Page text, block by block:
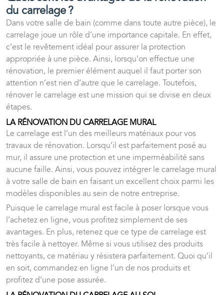
du carrelage ?
Dans votre salle de bain (comme dans toute autre pièce), le
carrelage joue un rôle d’une importance capitale. En effet,
c’est le revêtement idéal pour assurer la protection
appropriée à une pièce. Ainsi, lorsqu’on effectue une
rénovation, le premier élément auquel il faut porter son
attention n’est rien d’autre que le carrelage. Toutefois,
rénover le carrelage est une mission qui se divise en deux
étapes.
LA RÉNOVATION DU CARRELAGE MURAL
Le carrelage est l’un des meilleurs matériaux pour vos
travaux de rénovation. Lorsqu’il est parfaitement posé au
mur, il assure une protection et une imperméabilité sans
aucune faille. Ainsi, vous pouvez intégrer le carrelage mural
à votre salle de bain en faisant un excellent choix parmi les
modèles disponibles au sein de notre entreprise.
Puisque le carrelage mural est facile à poser lorsque vous
l’achetez en ligne, vous profitez simplement de ses
avantages. En plus, retenez que ce type de carrelage est
très facile à nettoyer. Même si vous utilisez des produits
nettoyants, ce matériau y résistera parfaitement. Quoi qu’il
en soit, commandez en ligne l’un de nos produits et
profitez d’une pose assurée.